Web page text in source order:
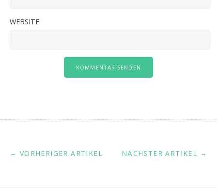
WEBSITE
NÄCHSTER ARTIKEL →
← VORHERIGER ARTIKEL